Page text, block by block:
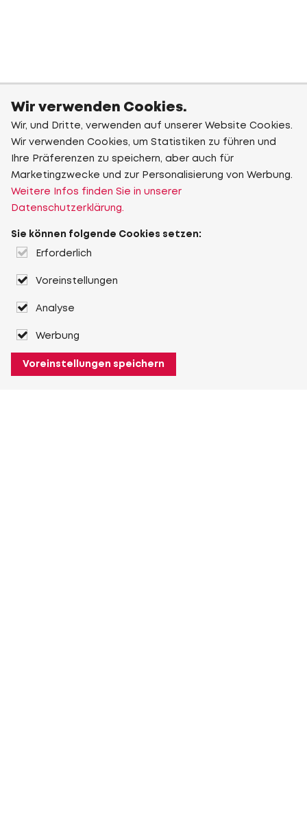
Wir verwenden Cookies.
Wir, und Dritte, verwenden auf unserer Website Cookies.
Wir verwenden Cookies, um Statistiken zu führen und
Ihre Präferenzen zu speichern, aber auch für
Marketingzwecke und zur Personalisierung von Werbung.
Weitere Infos finden Sie in unserer
Datenschutzerklärung.
Sie können folgende Cookies setzen:
Erforderlich
Voreinstellungen
Analyse
Werbung
Voreinstellungen speichern